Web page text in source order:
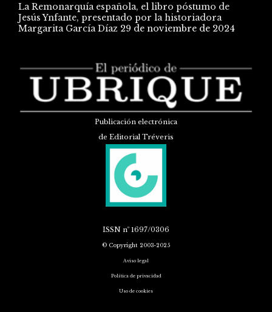
La Remonarquía española, el libro póstumo de
Jesús Ynfante, presentado por la historiadora
Margarita García Díaz 29 de noviembre de 2024
Publicación electrónica
de Editorial Tréveris
ISSN nº 1697/0306
© Copyright 2003-2025
Aviso legal
Política de privacidad
Uso de cookies